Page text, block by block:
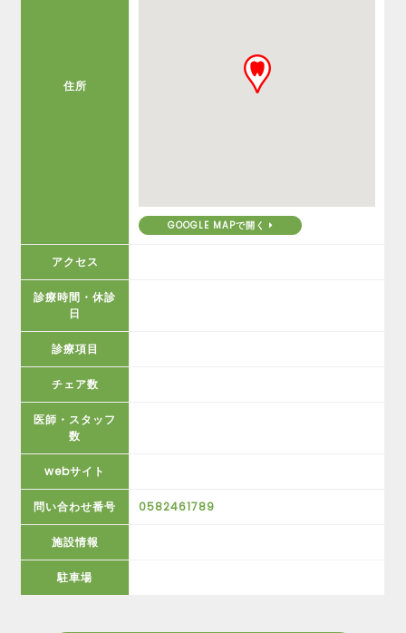
住所
GOOGLE MAPで開く
アクセス
診療時間・休診
日
診療項目
チェア数
医師・スタッフ
数
webサイト
問い合わせ番号 0582461789
施設情報
駐車場